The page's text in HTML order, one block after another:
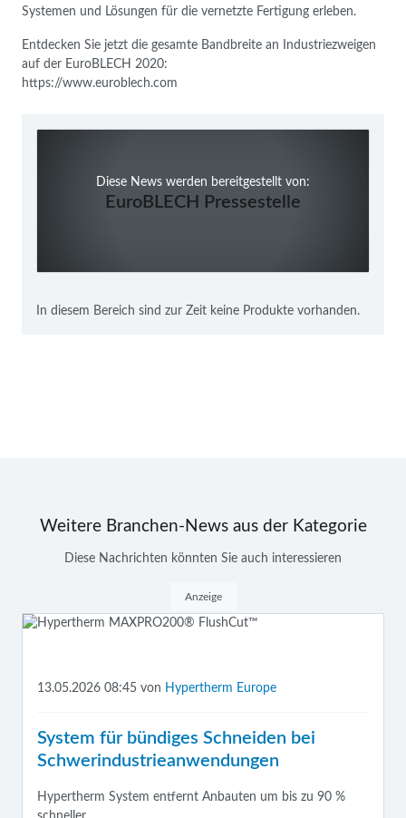
Systemen und Lösungen für die vernetzte Fertigung erleben.
Entdecken Sie jetzt die gesamte Bandbreite an Industriezweigen
auf der EuroBLECH 2020:
https://www.euroblech.com
Diese News werden bereitgestellt von:
EuroBLECH Pressestelle
In diesem Bereich sind zur Zeit keine Produkte vorhanden.
Weitere Branchen-News aus der Kategorie
Diese Nachrichten könnten Sie auch interessieren
Anzeige
13.05.2026 08:45 von Hypertherm Europe
System für bündiges Schneiden bei
Schwerindustrieanwendungen
Hypertherm System entfernt Anbauten um bis zu 90 %